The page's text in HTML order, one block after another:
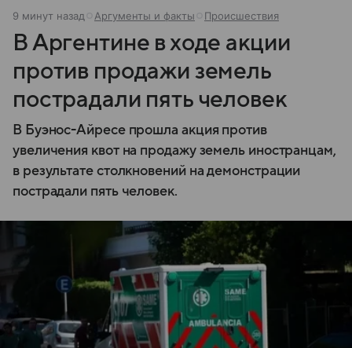
9 минут назад Аргументы и факты Происшествия
В Аргентине в ходе акции
против продажи земель
пострадали пять человек
В Буэнос-Айресе прошла акция против
увеличения квот на продажу земель иностранцам,
в результате столкновений на демонстрации
пострадали пять человек.